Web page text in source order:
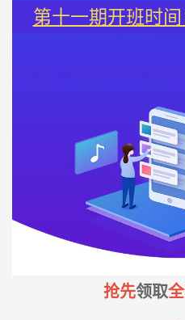
第十一期开班时
抢先领取